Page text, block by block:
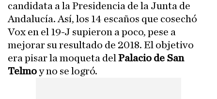
candidata a la Presidencia de la Junta de
Andalucía. Así, los 14 escaños que cosechó
Vox en el 19-J supieron a poco, pese a
mejorar su resultado de 2018. El objetivo
era pisar la moqueta del Palacio de San
Telmoy no se logró.